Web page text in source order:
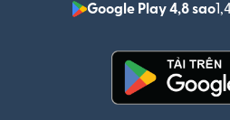
Google Play 4,8 sao